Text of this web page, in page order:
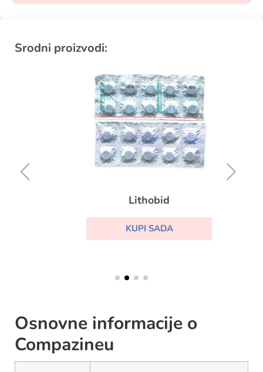
Srodni proizvodi:
Lithobid
KUPI SADA
Osnovne informacije o
Compazineu